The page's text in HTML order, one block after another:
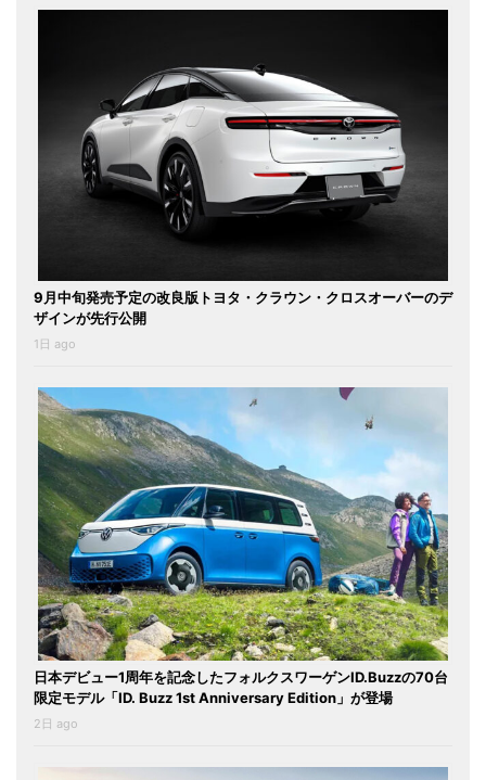
9月中旬発売予定の改良版トヨタ・クラウン・クロスオーバーのデ
ザインが先行公開
1日 ago
日本デビュー1周年を記念したフォルクスワーゲンID.Buzzの70台
限定モデル「ID. Buzz 1st Anniversary Edition」が登場
2日 ago